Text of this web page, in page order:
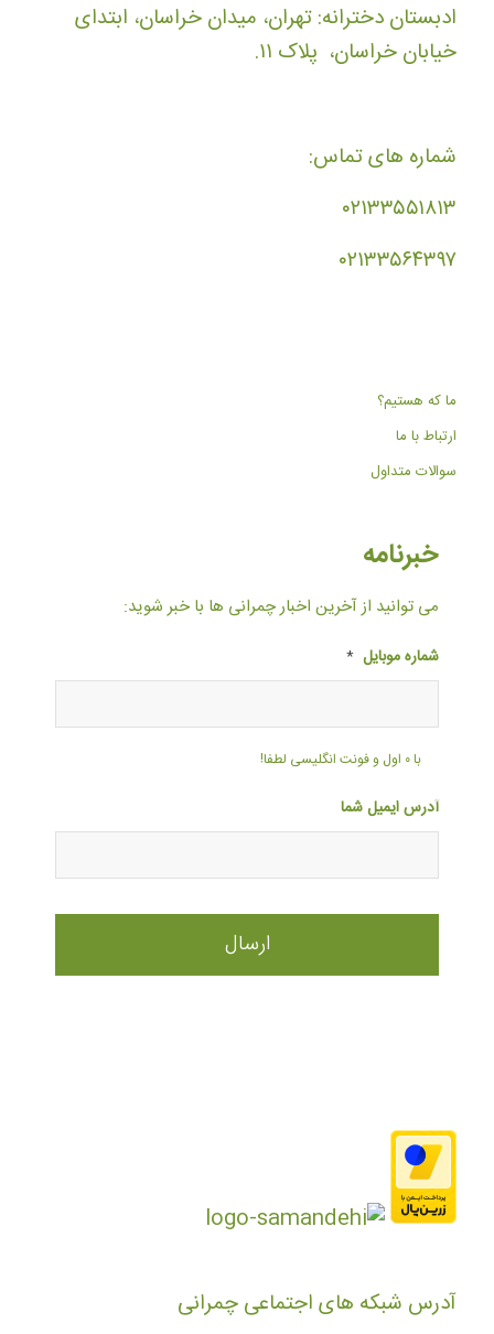
ادبستان دخترانه: تهران، میدان خراسان، ابتدای
خیابان خراسان، پلاک ۱۱.
شماره های تماس:
۰۲۱۳۳۵۵۱۸۱۳
۰۲۱۳۳۵۶۴۳۹۷
ما که هستیم؟
ارتباط با ما
سوالات متداول
خبرنامه
می توانید از آخرین اخبار چمرانی ها با خبر شوید:
شماره موبایل *
با ۰ اول و فونت انگلیسی لطفا!
آدرس ایمیل شما
آدرس شبکه های اجتماعی چمرانی